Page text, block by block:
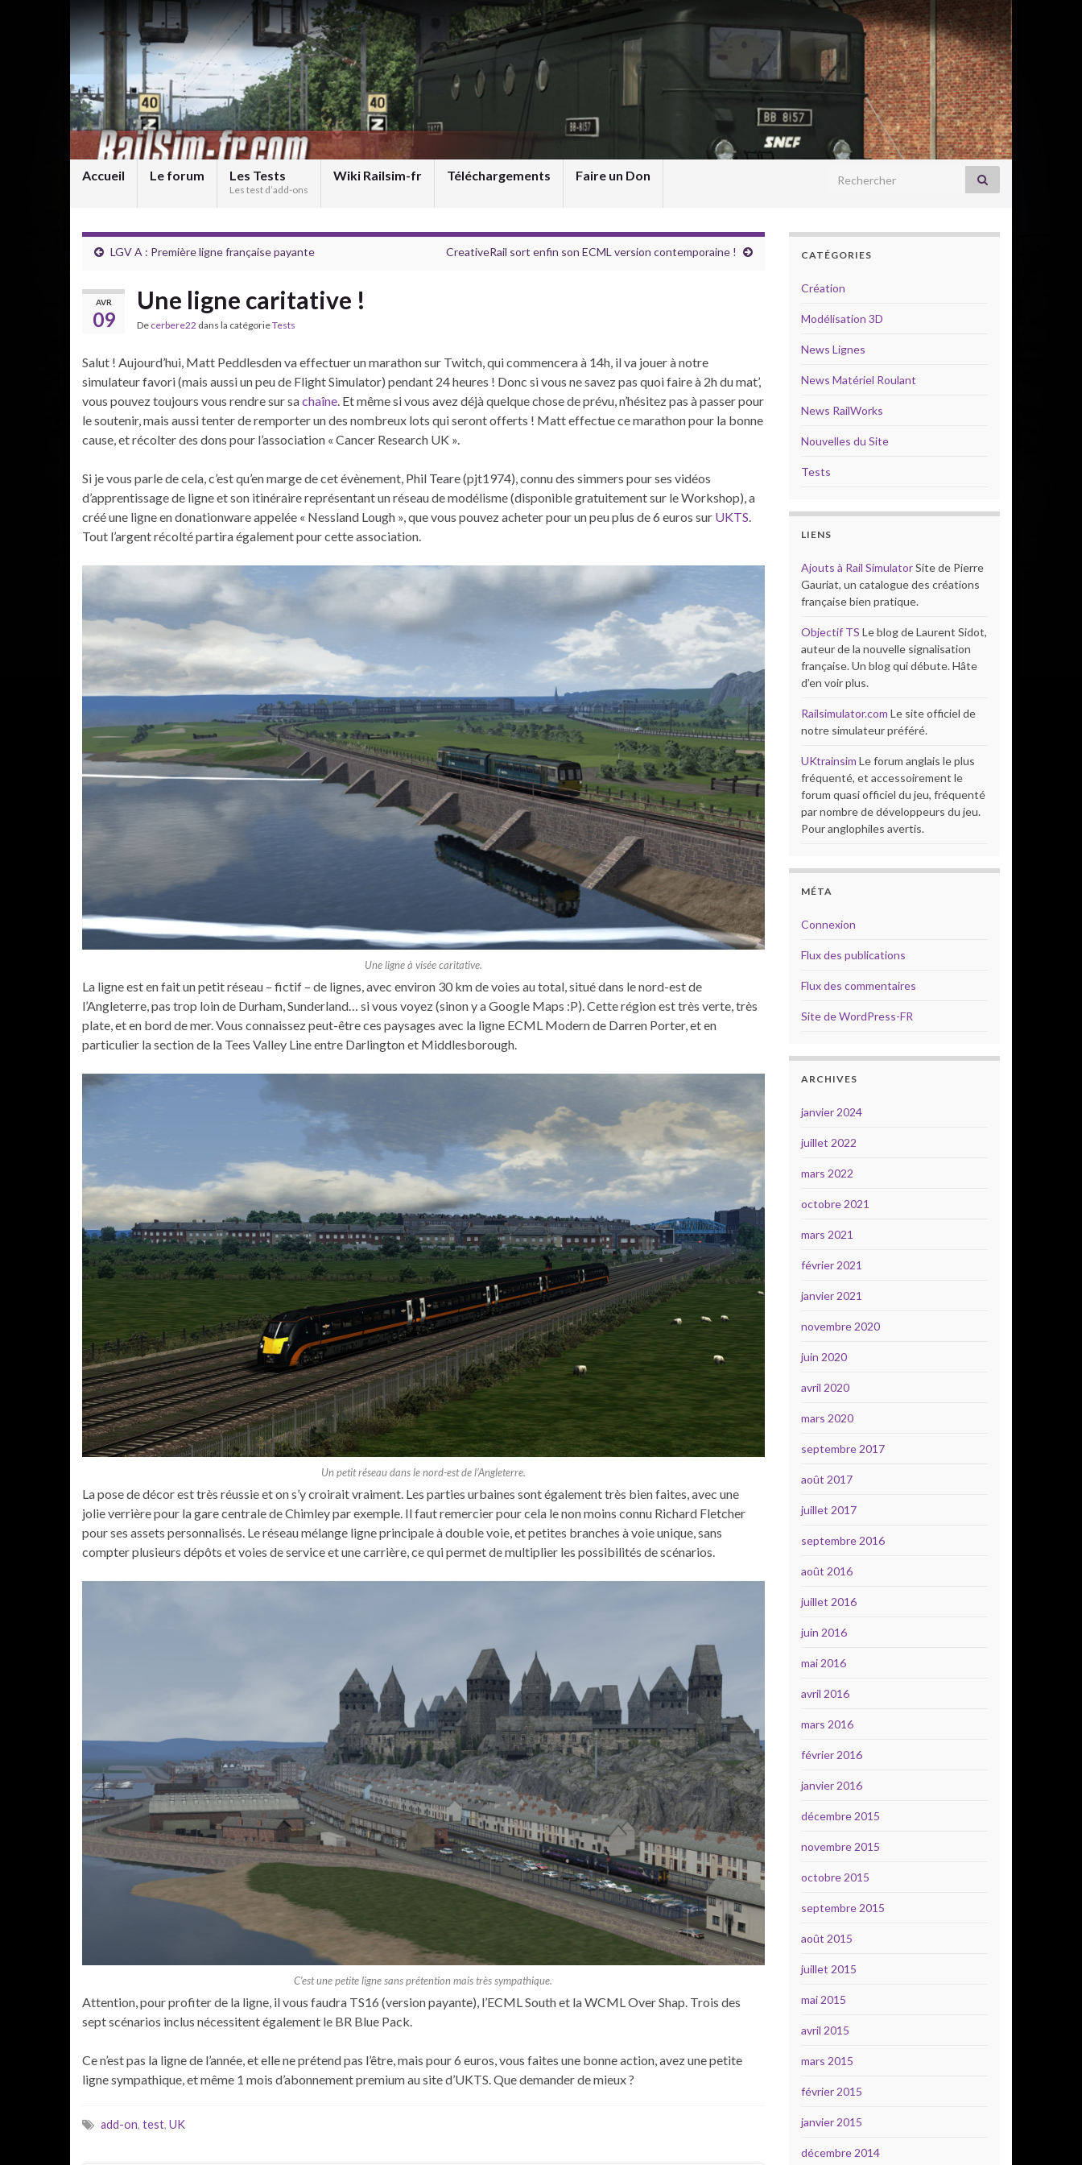
Accueil Le forum Les Tests
Les test d’add-ons
Wiki Railsim-fr Téléchargements Faire un Don Search for:
LGV A : Première ligne française payante CreativeRail sort enfin son ECML version contemporaine !
AVR
09
Une ligne caritative !
De cerbere22 dans la catégorieTests
Salut ! Aujourd’hui, Matt Peddlesden va effectuer un marathon sur Twitch, qui commencera à 14h, il va jouer à notre
simulateur favori (mais aussi un peu de Flight Simulator) pendant 24 heures ! Donc si vous ne savez pas quoi faire à 2h du mat’,
vous pouvez toujours vous rendre sur sachaîne. Et même si vous avez déjà quelque chose de prévu, n’hésitez pas à passer pour
le soutenir, mais aussi tenter de remporter un des nombreux lots qui seront offerts ! Matt effectue ce marathon pour la bonne
cause, et récolter des dons pour l’association « Cancer Research UK ».
Si je vous parle de cela, c’est qu’en marge de cet évènement, Phil Teare (pjt1974), connu des simmers pour ses vidéos
d’apprentissage de ligne et son itinéraire représentant un réseau de modélisme (disponible gratuitement sur le Workshop), a
créé une ligne en donationware appelée « Nessland Lough », que vous pouvez acheter pour un peu plus de 6 euros sur UKTS.
Tout l’argent récolté partira également pour cette association.
Une ligne à visée caritative.
La ligne est en fait un petit réseau – fictif – de lignes, avec environ 30 km de voies au total, situé dans le nord-est de
l’Angleterre, pas trop loin de Durham, Sunderland… si vous voyez (sinon y a Google Maps :P). Cette région est très verte, très
plate, et en bord de mer. Vous connaissez peut-être ces paysages avec la ligne ECML Modern de Darren Porter, et en
particulier la section de la Tees Valley Line entre Darlington et Middlesborough.
Un petit réseau dans le nord-est de l’Angleterre.
La pose de décor est très réussie et on s’y croirait vraiment. Les parties urbaines sont également très bien faites, avec une
jolie verrière pour la gare centrale de Chimley par exemple. Il faut remercier pour cela le non moins connu Richard Fletcher
pour ses assets personnalisés. Le réseau mélange ligne principale à double voie, et petites branches à voie unique, sans
compter plusieurs dépôts et voies de service et une carrière, ce qui permet de multiplier les possibilités de scénarios.
C’est une petite ligne sans prétention mais très sympathique.
Attention, pour profiter de la ligne, il vous faudra TS16 (version payante), l’ECML South et la WCML Over Shap. Trois des
sept scénarios inclus nécessitent également le BR Blue Pack.
Ce n’est pas la ligne de l’année, et elle ne prétend pas l’être, mais pour 6 euros, vous faites une bonne action, avez une petite
ligne sympathique, et même 1 mois d’abonnement premium au site d’UKTS. Que demander de mieux ?
add-on, test, UK
CATÉGORIES
Création
Modélisation 3D
News Lignes
News Matériel Roulant
News RailWorks
Nouvelles du Site
Tests
LIENS
Ajouts à Rail SimulatorSite de Pierre
Gauriat, un catalogue des créations
française bien pratique.
Objectif TS Le blog de Laurent Sidot,
auteur de la nouvelle signalisation
française. Un blog qui débute. Hâte
d’en voir plus.
Railsimulator.com Le site officiel de
notre simulateur préféré.
UKtrainsim Le forum anglais le plus
fréquenté, et accessoirement le
forum quasi officiel du jeu, fréquenté
par nombre de développeurs du jeu.
Pour anglophiles avertis.
MÉTA
Connexion
Flux des publications
Flux des commentaires
Site de WordPress-FR
ARCHIVES
janvier 2024
juillet 2022
mars 2022
octobre 2021
mars 2021
février 2021
janvier 2021
novembre 2020
juin 2020
avril 2020
mars 2020
septembre 2017
août 2017
juillet 2017
septembre 2016
août 2016
juillet 2016
juin 2016
mai 2016
avril 2016
mars 2016
février 2016
janvier 2016
décembre 2015
novembre 2015
octobre 2015
septembre 2015
août 2015
juillet 2015
mai 2015
avril 2015
mars 2015
février 2015
janvier 2015
décembre 2014